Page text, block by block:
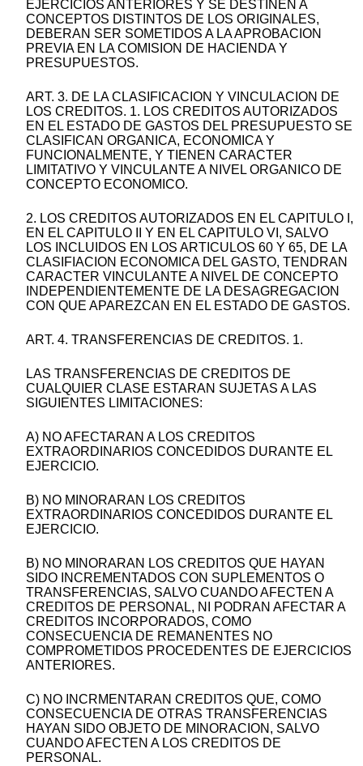
EJERCICIOS ANTERIORES Y SE DESTINEN A
CONCEPTOS DISTINTOS DE LOS ORIGINALES,
DEBERAN SER SOMETIDOS A LA APROBACION
PREVIA EN LA COMISION DE HACIENDA Y
PRESUPUESTOS.
ART. 3. DE LA CLASIFICACION Y VINCULACION DE
LOS CREDITOS. 1. LOS CREDITOS AUTORIZADOS
EN EL ESTADO DE GASTOS DEL PRESUPUESTO SE
CLASIFICAN ORGANICA, ECONOMICA Y
FUNCIONALMENTE, Y TIENEN CARACTER
LIMITATIVO Y VINCULANTE A NIVEL ORGANICO DE
CONCEPTO ECONOMICO.
2. LOS CREDITOS AUTORIZADOS EN EL CAPITULO I,
EN EL CAPITULO II Y EN EL CAPITULO VI, SALVO
LOS INCLUIDOS EN LOS ARTICULOS 60 Y 65, DE LA
CLASIFIACION ECONOMICA DEL GASTO, TENDRAN
CARACTER VINCULANTE A NIVEL DE CONCEPTO
INDEPENDIENTEMENTE DE LA DESAGREGACION
CON QUE APAREZCAN EN EL ESTADO DE GASTOS.
ART. 4. TRANSFERENCIAS DE CREDITOS. 1.
LAS TRANSFERENCIAS DE CREDITOS DE
CUALQUIER CLASE ESTARAN SUJETAS A LAS
SIGUIENTES LIMITACIONES:
A) NO AFECTARAN A LOS CREDITOS
EXTRAORDINARIOS CONCEDIDOS DURANTE EL
EJERCICIO.
B) NO MINORARAN LOS CREDITOS
EXTRAORDINARIOS CONCEDIDOS DURANTE EL
EJERCICIO.
B) NO MINORARAN LOS CREDITOS QUE HAYAN
SIDO INCREMENTADOS CON SUPLEMENTOS O
TRANSFERENCIAS, SALVO CUANDO AFECTEN A
CREDITOS DE PERSONAL, NI PODRAN AFECTAR A
CREDITOS INCORPORADOS, COMO
CONSECUENCIA DE REMANENTES NO
COMPROMETIDOS PROCEDENTES DE EJERCICIOS
ANTERIORES.
C) NO INCRMENTARAN CREDITOS QUE, COMO
CONSECUENCIA DE OTRAS TRANSFERENCIAS
HAYAN SIDO OBJETO DE MINORACION, SALVO
CUANDO AFECTEN A LOS CREDITOS DE
PERSONAL.